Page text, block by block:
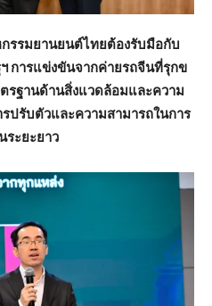
รรมยานยนต์ไทยต้องรับมือกับ
การแข่งขันจากค่ายรถจีนที่รุกข
รฐานด้านสิ่งแวดล้อมและความ
ปรับตัวและความสามารถในการ
ระยะยาว